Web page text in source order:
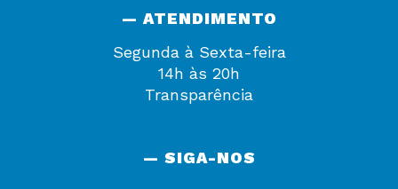
— ATENDIMENTO
Segunda à Sexta-feira
14h às 20h
Transparência
— SIGA-NOS